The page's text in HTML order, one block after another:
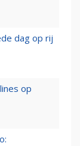
dag op rij
op